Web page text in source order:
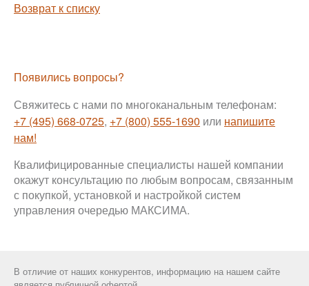
Возврат к списку
Появились вопросы?
Свяжитесь с нами по многоканальным телефонам:
+7 (495) 668-0725, +7 (800) 555-1690 или напишите
нам!
Квалифицированные специалисты нашей компании
окажут консультацию по любым вопросам, связанным
с покупкой, установкой и настройкой систем
управления очередью МАКСИМА.
В отличие от наших конкурентов, информацию на нашем сайте